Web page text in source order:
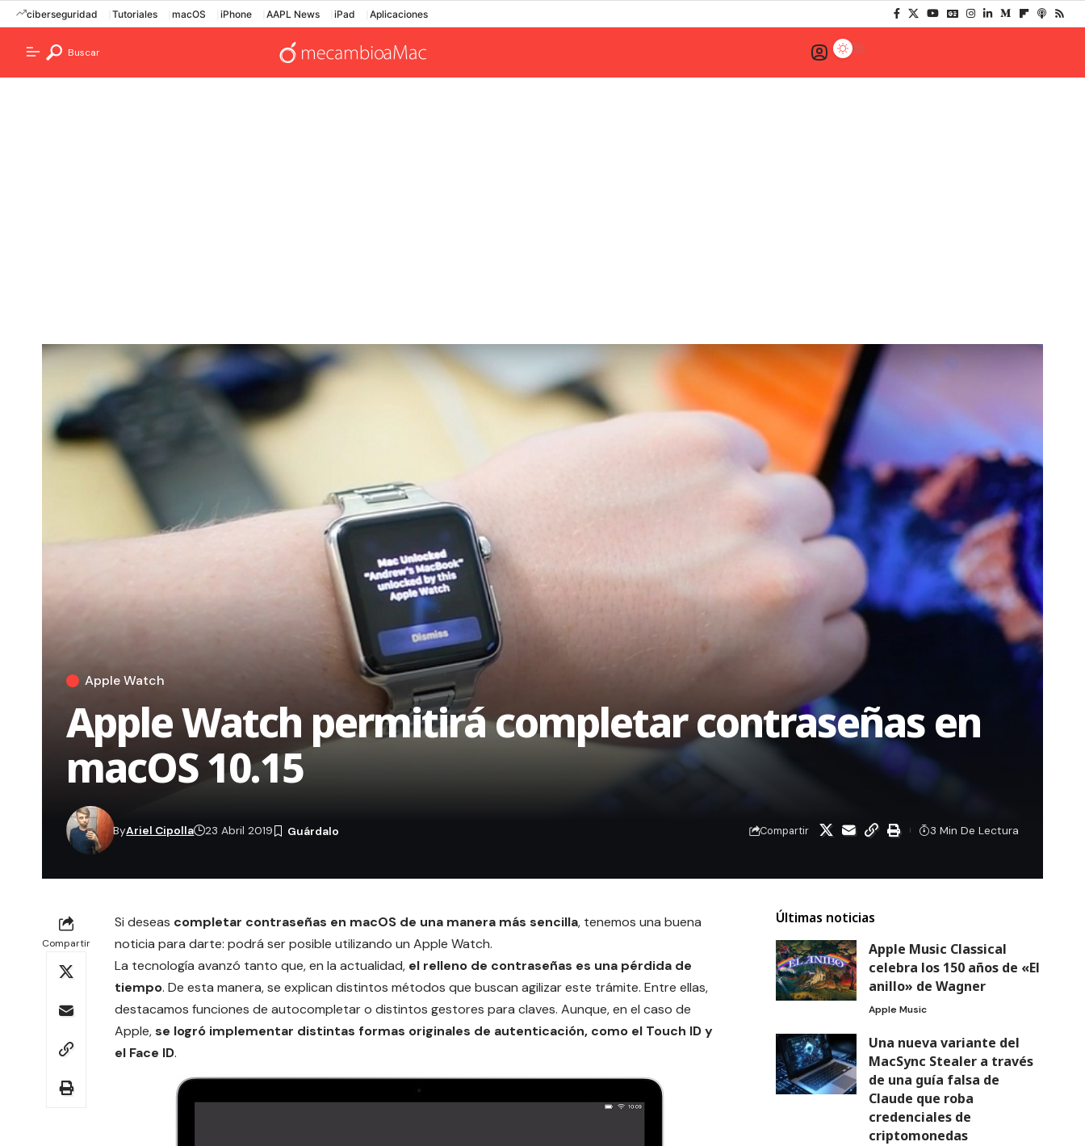
ciberseguridad Tutoriales macOS iPhone AAPL News iPad Aplicaciones
Buscar
Apple Watch
Apple Watch permitirá completar contraseñas en
macOS 10.15
ByAriel Cipolla 23 Abril 2019 Compartir 3 Min De Lectura
Compartir
Si deseas completar contraseñas en macOS de una manera más sencilla, tenemos una buena
noticia para darte: podrá ser posible utilizando un Apple Watch.
La tecnología avanzó tanto que, en la actualidad, el relleno de contraseñas es una pérdida de
tiempo. De esta manera, se explican distintos métodos que buscan agilizar este trámite. Entre ellas,
destacamos funciones de autocompletaro distintos gestores para claves. Aunque, en el caso de
Apple,se logró implementar distintas formas originales de autenticación, como el Touch IDy
el Face ID.
Últimas noticias
Apple Music Classical
celebra los 150 años de «El
anillo» de Wagner
Apple Music
Una nueva variante del
MacSync Stealer a través
de una guía falsa de
Claude que roba
credenciales de
criptomonedas